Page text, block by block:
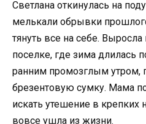
Светлана откинулась на
мелькали обрывки
тянуть все на себе.
поселке, где зима длилась
ранним промозглым утром,
брезентовую сумку. Мама
искать утешение в крепких
вовсе ушла из жизни.